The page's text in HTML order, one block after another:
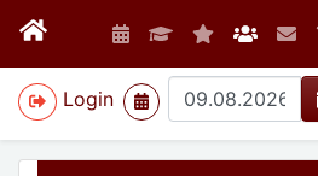
Login
>